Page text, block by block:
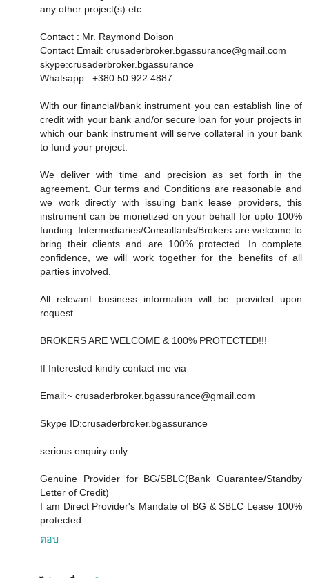
any other project(s) etc.
Contact : Mr. Raymond Doison
Contact Email: crusaderbroker.bgassurance@gmail.com
skype:crusaderbroker.bgassurance
Whatsapp : +380 50 922 4887
With our financial/bank instrument you can establish line of
credit with your bank and/or secure loan for your projects in
which our bank instrument will serve collateral in your bank
to fund your project.
We deliver with time and precision as set forth in the
agreement. Our terms and Conditions are reasonable and
we work directly with issuing bank lease providers, this
instrument can be monetized on your behalf for upto 100%
funding. Intermediaries/Consultants/Brokers are welcome to
bring their clients and are 100% protected. In complete
confidence, we will work together for the benefits of all
parties involved.
All relevant business information will be provided upon
request.
BROKERS ARE WELCOME & 100% PROTECTED!!!
If Interested kindly contact me via
Email:~ crusaderbroker.bgassurance@gmail.com
Skype ID:crusaderbroker.bgassurance
serious enquiry only.
Genuine Provider for BG/SBLC(Bank Guarantee/Standby
Letter of Credit)
I am Direct Provider's Mandate of BG & SBLC Lease 100%
protected.
ตอบ